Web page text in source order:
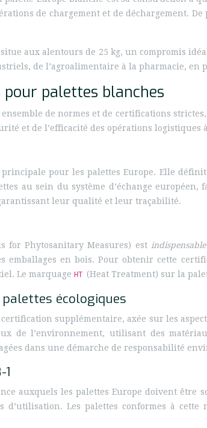
de chargement et de déchargement.
aux alentours de 25 kg, un compromis
de l’agroalimentaire à la pharmacie, en
palettes blanches
de normes et de certifications
et de l’efficacité des opérations logistiques
principale pour les palettes Europe. Elle
au sein du système d’échange
leur qualité et leur traçabilité.
for Phytosanitary Measures) est indispensable
emballages en bois. Pour obtenir cette
Le marquage HT (Heat Treatment) sur la
écologiques
supplémentaire, axée sur les
de l’environnement, utilisant des
dans une démarche de responsabilité
auxquels les palettes Europe doivent
d’utilisation. Les palettes conformes à